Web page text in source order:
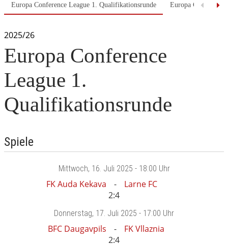
Europa Conference League 1. Qualifikationsrunde Europa
2025/26
Europa Conference
League 1.
Qualifikationsrunde
Spiele
Mittwoch, 16. Juli 2025 - 18:00 Uhr
FK Auda Kekava
Larne FC
2:4
Donnerstag, 17. Juli 2025 - 17:00 Uhr
BFC Daugavpils
FK Vllaznia
2:4